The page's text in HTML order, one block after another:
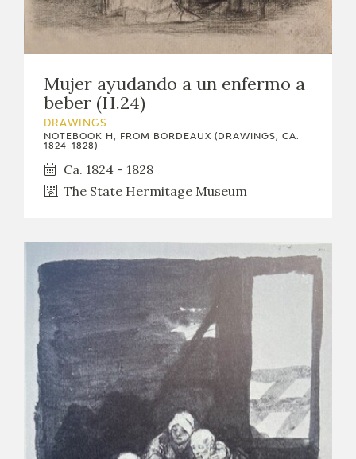
Mujer ayudando a un enfermo a
beber (H.24)
DRAWINGS
NOTEBOOK H, FROM BORDEAUX (DRAWINGS, CA.
1824-1828)
Ca. 1824 - 1828
The State Hermitage Museum